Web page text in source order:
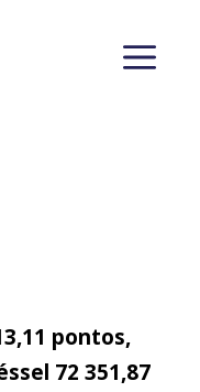
pontos,
72 351,87